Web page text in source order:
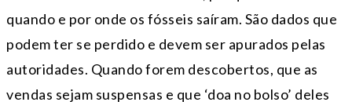
quando e por onde os fósseis saíram. São dados que
podem ter se perdido e devem ser apurados pelas
autoridades. Quando forem descobertos, que as
vendas sejam suspensas e que ‘doa no bolso’ deles